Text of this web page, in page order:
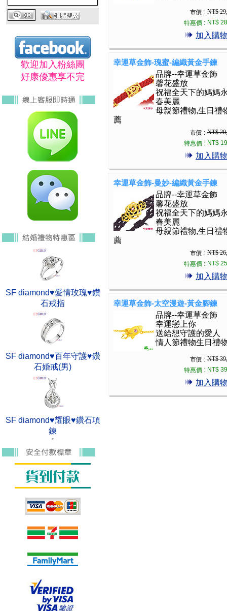
歡迎加入粉絲團
好康優惠享不完
SF diamond♥愛情玫瑰♥鑽
石戒指
SF diamond♥百年守護♥鑽
石婚戒(男)
SF diamond♥耀眼♥鑽石項
鍊
市價 : NT$
特惠價 : NT$
加入購
幸運草金飾-瑰蜜-編織黃金手鍊
品牌--幸運草金飾
馨花盛放
祝福全天下的媽媽
春美麗
母親節禮物,生日禮
薦
市價 : NT$
特惠價 : NT$
加入購
幸運草金飾-曼妙-編織黃金手鍊
品牌--幸運草金飾
馨花盛放
祝福全天下的媽媽
春美麗
母親節禮物,生日禮
薦
市價 : NT$
特惠價 : NT$
加入購
幸運草金飾-太空漫遊-黃金腳鍊
品牌--幸運草金飾
幸運戀上你
送給想守護的愛人
情人節禮物生日禮
市價 : NT$
特惠價 : NT$
加入購